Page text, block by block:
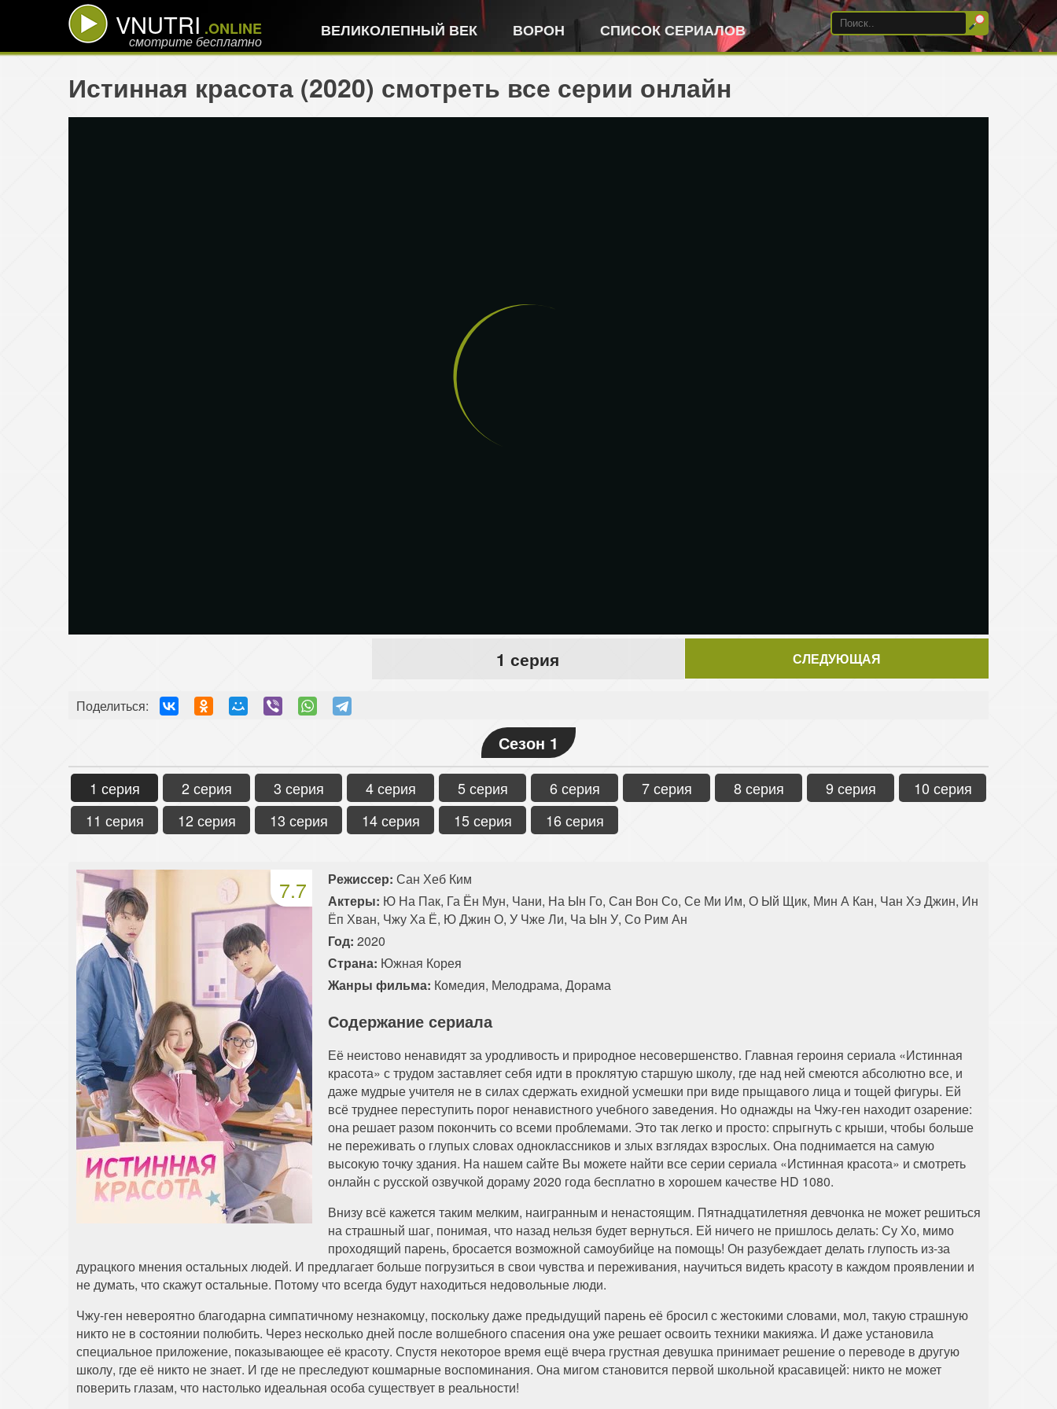
VNUTRI .ONLINE
смотрите бесплатно
ВЕЛИКОЛЕПНЫЙ ВЕК ВОРОН СПИСОК СЕРИАЛОВ
Истинная красота (2020) смотреть все серии онлайн
1 серия СЛЕДУЮЩАЯ
Поделиться:
Сезон 1
1 серия 2 серия 3 серия 4 серия 5 серия 6 серия 7 серия 8 серия 9 серия
10 серия
11 серия
12 серия 13 серия 14 серия 15 серия 16 серия
7.7 Режиссер: Сан Хеб Ким
Актеры: Ю На Пак, Га Ён Мун, Чани, На Ын Го, Сан Вон Со, Се Ми Им, О Ый Щик, Мин А Кан, Чан Хэ Джин, Ин
Ёп Хван, Чжу Ха Ё, Ю Джин О, У Чже Ли, Ча Ын У, Со Рим Ан
Год: 2020
Страна: Южная Корея
Жанры фильма: Комедия, Мелодрама, Дорама
Содержание сериала
Её неистово ненавидят за уродливость и природное несовершенство. Главная героиня сериала «Истинная
красота» с трудом заставляет себя идти в проклятую старшую школу, где над ней смеются абсолютно все, и
даже мудрые учителя не в силах сдержать ехидной усмешки при виде прыщавого лица и тощей фигуры. Ей
всё труднее переступить порог ненавистного учебного заведения. Но однажды на Чжу-ген находит озарение:
она решает разом покончить со всеми проблемами. Это так легко и просто: спрыгнуть с крыши, чтобы больше
не переживать о глупых словах одноклассников и злых взглядах взрослых. Она поднимается на самую
высокую точку здания. На нашем сайте Вы можете найти все серии сериала «Истинная красота» и смотреть
онлайн с русской озвучкой дораму 2020 года бесплатно в хорошем качестве HD 1080.
Внизу всё кажется таким мелким, наигранным и ненастоящим. Пятнадцатилетняя девчонка не может решиться
на страшный шаг, понимая, что назад нельзя будет вернуться. Ей ничего не пришлось делать: Су Хо, мимо
проходящий парень, бросается возможной самоубийце на помощь! Он разубеждает делать глупость из-за
дурацкого мнения остальных людей. И предлагает больше погрузиться в свои чувства и переживания, научиться видеть красоту в каждом проявлении и
не думать, что скажут остальные. Потому что всегда будут находиться недовольные люди.
Чжу-ген невероятно благодарна симпатичному незнакомцу, поскольку даже предыдущий парень её бросил с жестокими словами, мол, такую страшную
никто не в состоянии полюбить. Через несколько дней после волшебного спасения она уже решает освоить техники макияжа. И даже установила
специальное приложение, показывающее её красоту. Спустя некоторое время ещё вчера грустная девушка принимает решение о переводе в другую
школу, где её никто не знает. И где не преследуют кошмарные воспоминания. Она мигом становится первой школьной красавицей: никто не может
поверить глазам, что настолько идеальная особа существует в реальности!